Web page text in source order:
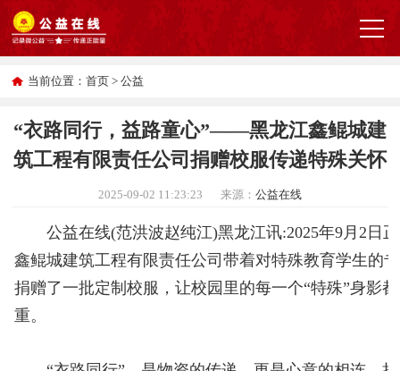
当前位置：首页 >公益
“衣路同行，益路童心”——黑龙江鑫鲲城建
筑工程有限责任公司捐赠校服传递特殊关怀
2025-09-02 11:23:23 来源：公益在线
公益在线(范洪波赵纯江)黑龙江讯:2025年9月2日
鑫鲲城建筑工程有限责任公司带着对特殊教育学生的
捐赠了一批定制校服，让校园里的每一个“特殊”身影
重。